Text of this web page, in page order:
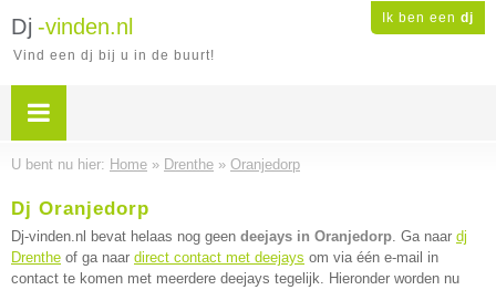
Ik ben een dj
Dj -vinden.nl
Vind een dj bij u in de buurt!
U bent nu hier: Home » Drenthe » Oranjedorp
Dj Oranjedorp
Dj-vinden.nl bevat helaas nog geen deejays in Oranjedorp. Ga naar dj
Drenthe of ga naar direct contact met deejays om via één e-mail in
contact te komen met meerdere deejays tegelijk. Hieronder worden nu